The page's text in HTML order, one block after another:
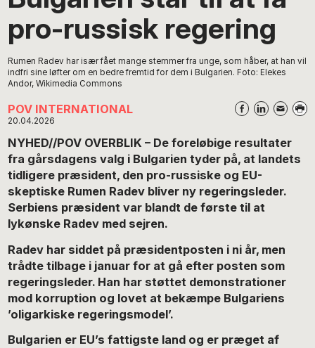
pro-russisk regering
Rumen Radev har især fået mange stemmer fra unge, som håber, at han vil
indfri sine løfter om en bedre fremtid for dem i Bulgarien. Foto: Elekes
Andor, Wikimedia Commons
POV INTERNATIONAL
20.04.2026
NYHED//POV OVERBLIK – De foreløbige resultater
fra gårsdagens valg i Bulgarien tyder på, at landets
tidligere præsident, den pro-russiske og EU-
skeptiske Rumen Radev bliver ny regeringsleder.
Serbiens præsident var blandt de første til at
lykønske Radev med sejren.
Radev har siddet på præsidentposten i ni år, men
trådte tilbage i januar for at gå efter posten som
regeringsleder. Han har støttet demonstrationer
mod korruption og lovet at bekæmpe Bulgariens
’oligarkiske regeringsmodel’.
Bulgarien er EU’s fattigste land og er præget af